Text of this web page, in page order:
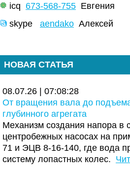
icq 673-568-755 Евгения
skype aendako Алексей
НОВАЯ СТАТЬЯ
08.07.26 | 07:08:28
От вращения вала до
глубинного агрегата
Механизм создания напора в
центробежных насосах на
71 и ЭЦВ 8-16-140, где вода
систему лопастных колес.